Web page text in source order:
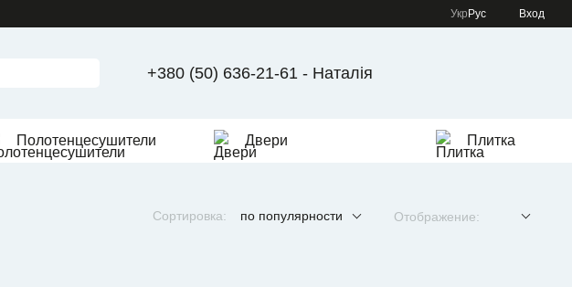
Укр Рус Вход
+380 (50) 636-21-61 - Наталія
Полотенцесушители Двери Плитка
Сортировка: по популярности Отображение: